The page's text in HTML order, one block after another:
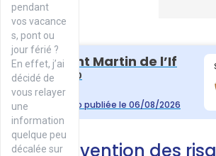
pendant
vos vacance
s, pont ou
jour férié ?
En effet, j’ai
décidé de
vous relayer
une
information
quelque peu
décalée sur